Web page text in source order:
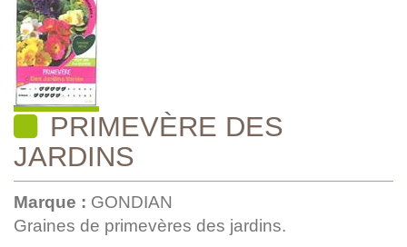
PRIMEVÈRE DES
JARDINS
Marque : GONDIAN
Graines de primevères des jardins.